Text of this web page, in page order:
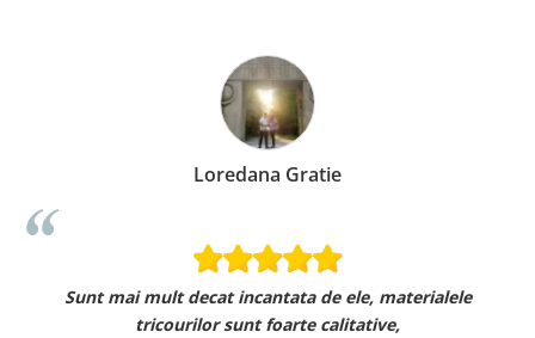
Loredana Gratie
Sunt mai mult decat incantata de ele, materialele
tricourilor sunt foarte calitative,